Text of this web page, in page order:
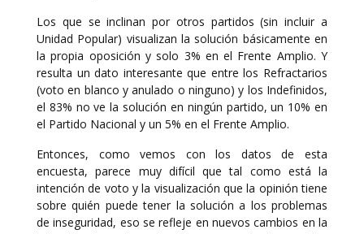
Los que se inclinan por otros partidos (sin incluir a
Unidad Popular) visualizan la solución básicamente en
la propia oposición y solo 3% en el Frente Amplio. Y
resulta un dato interesante que entre los Refractarios
(voto en blanco y anulado o ninguno) y los Indefinidos,
el 83% no ve la solución en ningún partido, un 10% en
el Partido Nacional y un 5% en el Frente Amplio.
Entonces, como vemos con los datos de esta
encuesta, parece muy difícil que tal como está la
intención de voto y la visualización que la opinión tiene
sobre quién puede tener la solución a los problemas
de inseguridad, eso se refleje en nuevos cambios en la